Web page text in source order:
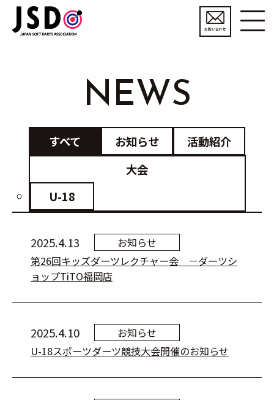
お問い合わせ
NEWS
すべて お知らせ
活動紹介
大会
U-18
2025.4.13
お知らせ
第26回キッズダーツレクチャー会 －ダーツシ
ョップTiTO福岡店
2025.4.10
お知らせ
U-18スポーツダーツ競技大会開催のお知らせ